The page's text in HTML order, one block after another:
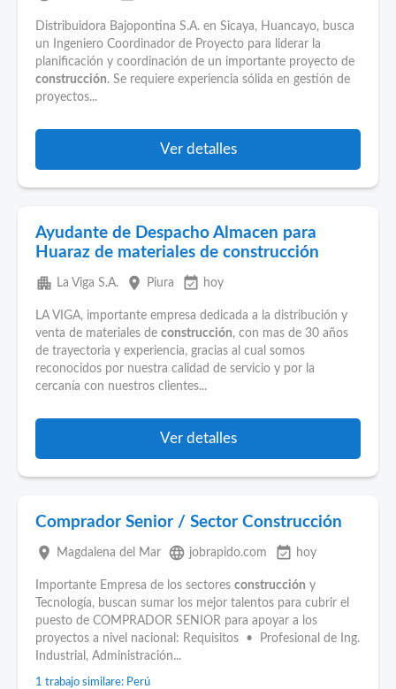
Distribuidora Bajopontina S.A. en Sicaya, Huancayo, busca
un Ingeniero Coordinador de Proyecto para liderar la
planificación y coordinación de un importante proyecto de
construcción. Se requiere experiencia sólida en gestión de
proyectos...
Ver detalles
Ayudante de Despacho Almacen para
Huaraz de materiales de construcción
apartment La Viga S.A. place Piura event_available hoy
LA VIGA, importante empresa dedicada a la distribución y
venta de materiales de construcción, con mas de 30 años
de trayectoria y experiencia, gracias al cual somos
reconocidos por nuestra calidad de servicio y por la
cercanía con nuestros clientes...
Ver detalles
Comprador Senior / Sector Construcción
place Magdalena del Mar language jobrapido.com event_available hoy
Importante Empresa de los sectores construcción y
Tecnología, buscan sumar los mejor talentos para cubrir el
puesto de COMPRADOR SENIOR para apoyar a los
proyectos a nivel nacional: Requisitos • Profesional de Ing.
Industrial, Administración...
1 trabajo similare: Perú